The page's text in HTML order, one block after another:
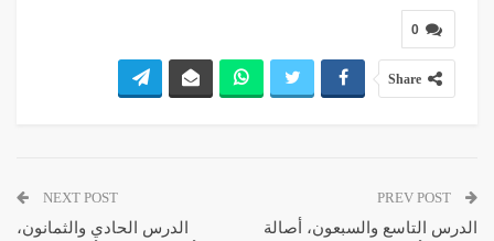
0
Share
الدرس التاسع والسبعون، أصالة
NEXT POST
الدرس الحادي والثمانون،